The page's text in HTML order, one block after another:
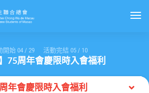
開始 04 / 29 活動完結 05 / 10
75周年會慶限時入會福利
年會慶限時入會福利